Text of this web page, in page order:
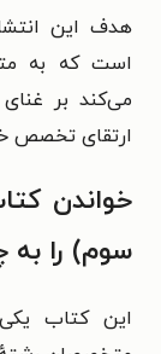
هدف این
است که به
می‌کند بر
ارتقای تخصص
سوم) را به
این کتاب